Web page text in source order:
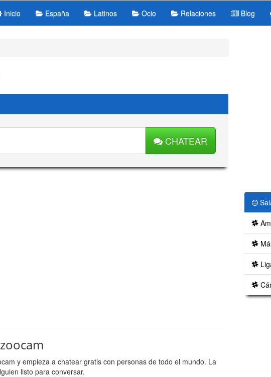
Inicio España Latinos Ocio Relaciones Blog
CHATEAR
y empieza a chatear gratis con personas de todo el mundo. La
listo para conversar.